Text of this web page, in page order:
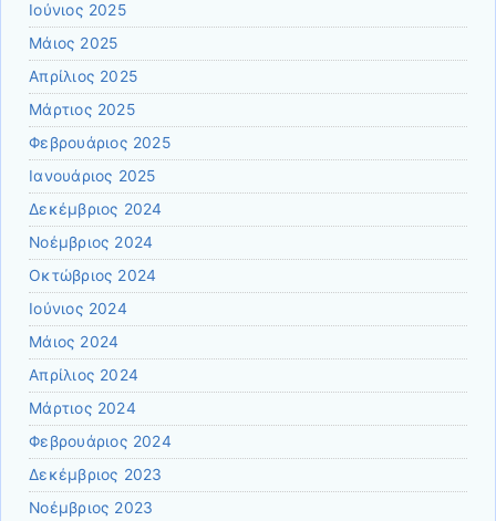
Ιούνιος 2025
Μάιος 2025
Απρίλιος 2025
Μάρτιος 2025
Φεβρουάριος 2025
Ιανουάριος 2025
Δεκέμβριος 2024
Νοέμβριος 2024
Οκτώβριος 2024
Ιούνιος 2024
Μάιος 2024
Απρίλιος 2024
Μάρτιος 2024
Φεβρουάριος 2024
Δεκέμβριος 2023
Νοέμβριος 2023